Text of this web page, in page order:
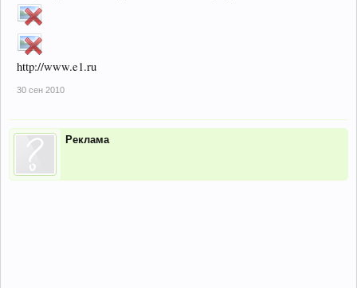
http://www.e1.ru
30 сен 2010
Реклама